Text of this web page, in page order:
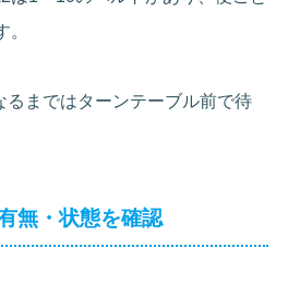
るまではターンテーブル前で待
無・状態を確認